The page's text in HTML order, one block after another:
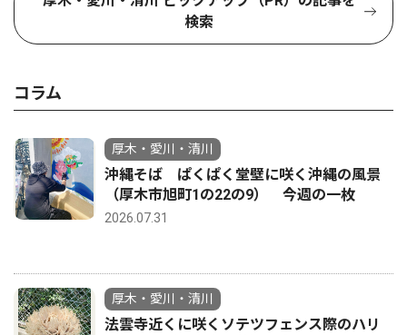
検索
コラム
厚木・愛川・清川
沖縄そば ぱくぱく堂壁に咲く沖縄の風景
（厚木市旭町1の22の9） 今週の一枚
2026.07.31
厚木・愛川・清川
法雲寺近くに咲くソテツフェンス際のハリ